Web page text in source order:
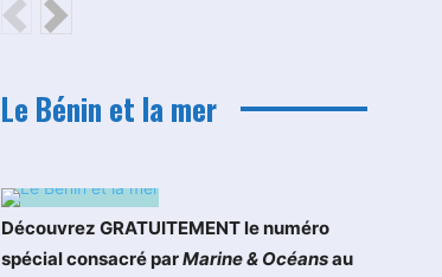
Le Bénin et la mer
Découvrez GRATUITEMENT le numéro
spécial consacré parMarine & Océansau